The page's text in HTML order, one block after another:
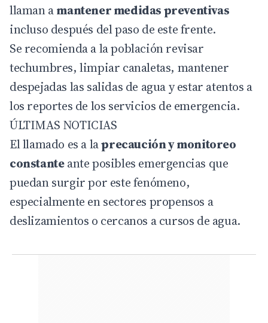
llaman amantener medidas preventivas
incluso después del paso de este frente.
Se recomienda a la población revisar
techumbres, limpiar canaletas, mantener
despejadas las salidas de agua y estar atentos a
los reportes de los servicios de emergencia.
ÚLTIMAS NOTICIAS
El llamado es a laprecaución y monitoreo
constanteante posibles emergencias que
puedan surgir por este fenómeno,
especialmente en sectores propensos a
deslizamientos o cercanos a cursos de agua.